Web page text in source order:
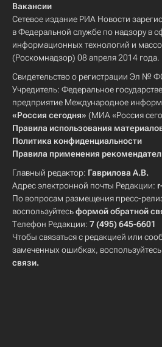
Вакансии
Сетевое издание РИА Новости
в Федеральной службе по надзору в
информационных технологий и
(Роскомнадзор) 08 апреля 2014 года.
Свидетельство о регистрации Эл №
Учредитель: Федеральное
предприятие Международное
«Россия сегодня» (МИА «Россия
Правила использования
Политика конфиденциальности
Правила применения
Главный редактор: Гаврилова А.В.
Адрес электронной почты Редакции:
По вопросам размещения пресс-
воспользуйтесьформой обратной
Телефон Редакции: 7 (495) 645-6601
Чтобы связаться с редакцией или
замеченных ошибках, воспользуйтесь
связи.